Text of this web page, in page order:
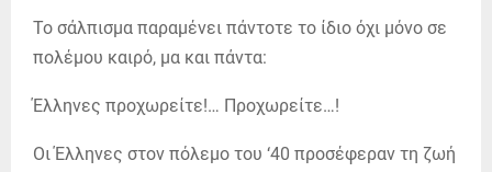
Το σάλπισμα παραμένει πάντοτε το ίδιο όχι μόνο σε
πολέμου καιρό, μα και πάντα:
Έλληνες προχωρείτε!… Προχωρείτε…!
Οι Έλληνες στον πόλεμο του ‘40 προσέφεραν τη ζωή